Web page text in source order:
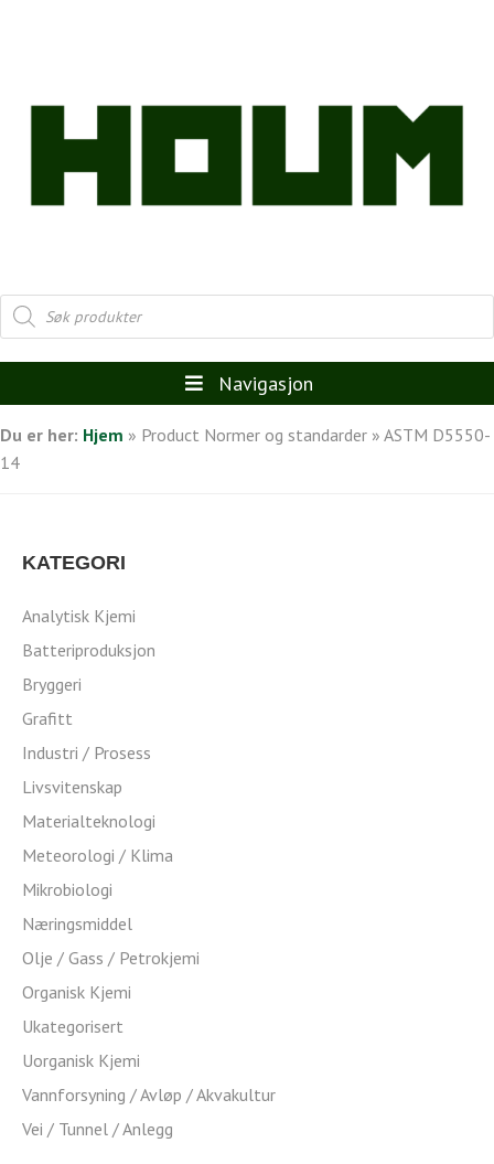
Products
search
Navigasjon
Du er her: Hjem » Product Normer og standarder » ASTM D5550-
14
KATEGORI
Analytisk Kjemi
Batteriproduksjon
Bryggeri
Grafitt
Industri / Prosess
Livsvitenskap
Materialteknologi
Meteorologi / Klima
Mikrobiologi
Næringsmiddel
Olje / Gass / Petrokjemi
Organisk Kjemi
Ukategorisert
Uorganisk Kjemi
Vannforsyning / Avløp / Akvakultur
Vei / Tunnel / Anlegg